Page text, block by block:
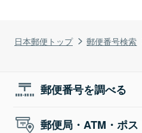
日本郵便トップ 郵便番号検索
郵便番号を調べる
郵便局・ATM・ポ